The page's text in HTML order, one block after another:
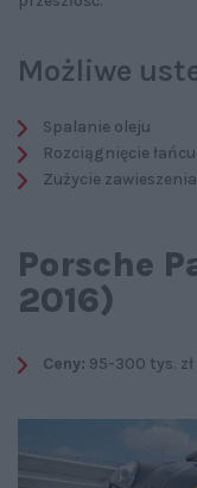
Możliwe
Spalanie oleju
Rozciągnięcie
Zużycie
Porsche
2016)
Ceny: 95-300 tys. zł